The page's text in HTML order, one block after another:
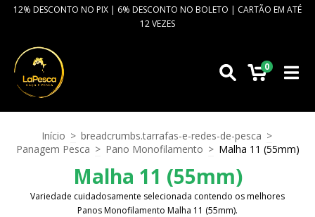
12% DESCONTO NO PIX | 6% DESCONTO NO BOLETO | CARTÃO EM ATÉ
12 VEZES
0
Início > breadcrumbs.tarrafas-e-redes-de-pesca >
Panagem Pesca > Pano Monofilamento > Malha 11 (55mm)
Malha 11 (55mm)
Variedade cuidadosamente selecionada contendo os melhores
Panos Monofilamento Malha 11 (55mm).